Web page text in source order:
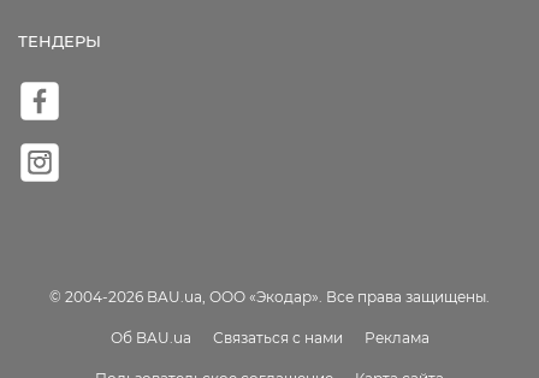
ТЕНДЕРЫ
© 2004-2026 BAU.ua, ООО «Экодар». Все права защищены.
Об BAU.ua Связаться с нами Реклама